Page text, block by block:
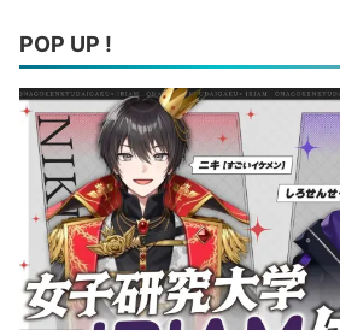
POP UP !